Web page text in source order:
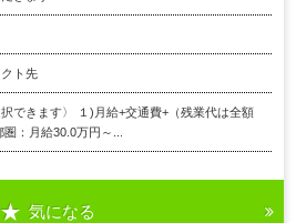
ト先
択できます〉 １)月給+交通費+（残業代は全額
圏：月給30.0万円～...
気になる